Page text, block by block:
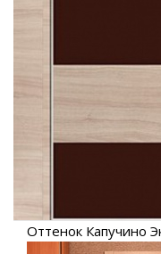
Оттенок Капучино